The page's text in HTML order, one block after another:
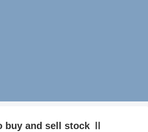
buy and sell stock Ⅱ